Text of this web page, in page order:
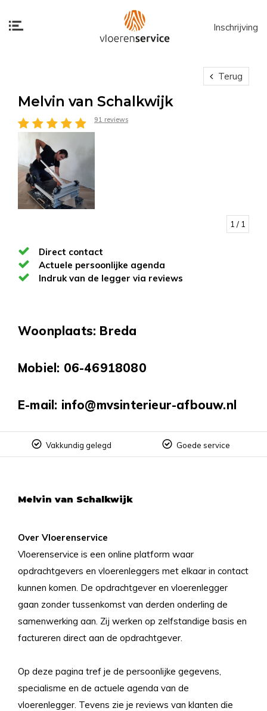
Inschrijving
Terug
Melvin van Schalkwijk
91 reviews
1 / 1
Direct contact
Actuele persoonlijke agenda
Indruk van de legger via reviews
Woonplaats: Breda
Mobiel: 06-46918080
E-mail: info@mvsinterieur-afbouw.nl
Vakkundig gelegd Goede service
Melvin van Schalkwijk
Over Vloerenservice
Vloerenservice is een online platform waar
opdrachtgevers en vloerenleggers met elkaar in contact
kunnen komen. De opdrachtgever en vloerenlegger
gaan zonder tussenkomst van derden onderling de
samenwerking aan. Zij werken op zelfstandige basis en
factureren direct aan de opdrachtgever.
Op deze pagina tref je de persoonlijke gegevens,
specialisme en de actuele agenda van de
vloerenlegger. Tevens zie je reviews van klanten die